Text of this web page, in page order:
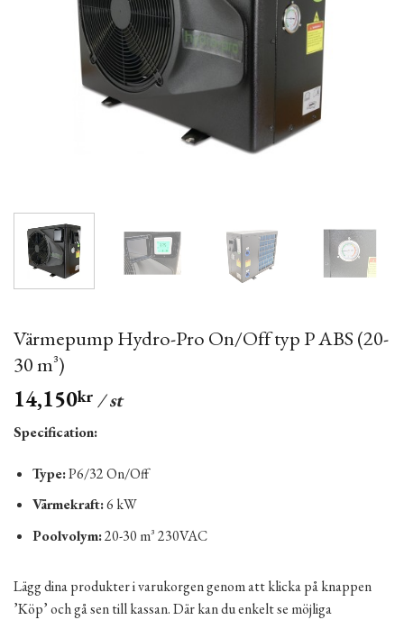
Värmepump Hydro-Pro On/Off typ P ABS (20-
30 m³)
14,150kr / st
Specification:
Type:P6/32 On/Off
Värmekraft:6 kW
Poolvolym:20-30 m³ 230VAC
Lägg dina produkter i varukorgen genom att klicka på knappen
’Köp’ och gå sen till kassan. Där kan du enkelt se möjliga